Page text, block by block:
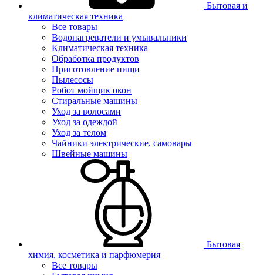
Бытовая и
климатическая техника
Все товары
Водонагреватели и умывальники
Климатическая техника
Обработка продуктов
Приготовление пищи
Пылесосы
Робот мойщик окон
Стиральные машины
Уход за волосами
Уход за одеждой
Уход за телом
Чайники электрические, самовары
Швейные машины
Бытовая
химия, косметика и парфюмерия
Все товары